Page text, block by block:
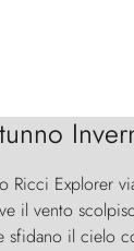
Ricci Explorer
il vento
sfidano il cielo